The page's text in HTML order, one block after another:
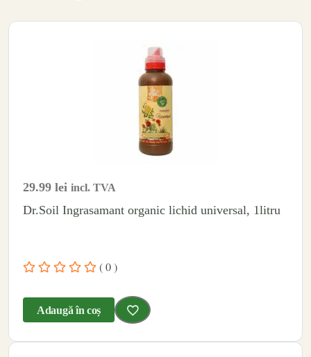
29.99 lei incl. TVA
Dr.Soil Ingrasamant organic lichid universal, 1litru
( 0 )
Adaugă în coș